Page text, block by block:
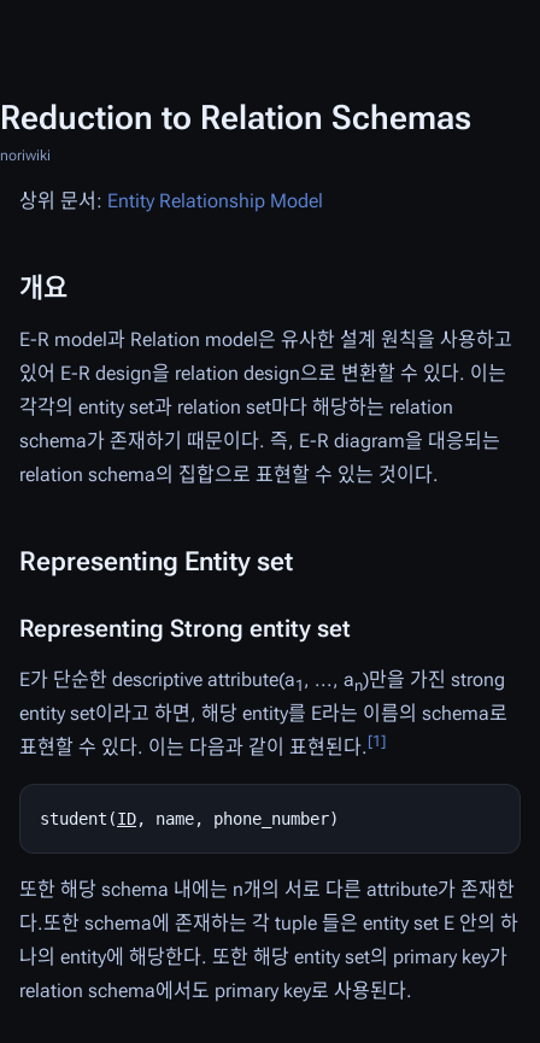
Reduction to Relation Schemas
noriwiki
상위 문서: Entity Relationship Model
개요
E-R model과 Relation model은 유사한 설계 원칙을 사용하고
있어 E-R design을 relation design으로 변환할 수 있다. 이는
각각의 entity set과 relation set마다 해당하는 relation
schema가 존재하기 때문이다. 즉, E-R diagram을 대응되는
relation schema의 집합으로 표현할 수 있는 것이다.
Representing Entity set
Representing Strong entity set
E가 단순한 descriptive attribute(a1 , ..., an)만을 가진 strong
entity set이라고 하면, 해당 entity를 E라는 이름의 schema로
표현할 수 있다. 이는 다음과 같이 표현된다. [1]
student(ID
또한 해당 schema 내에는 n개의 서로 다른 attribute가 존재한
다.또한 schema에 존재하는 각 tuple 들은 entity set E 안의 하
나의 entity에 해당한다. 또한 해당 entity set의 primary key가
relation schema에서도 primary key로 사용된다.